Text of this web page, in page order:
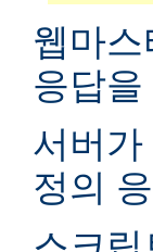
웹마
응답
서버
정의